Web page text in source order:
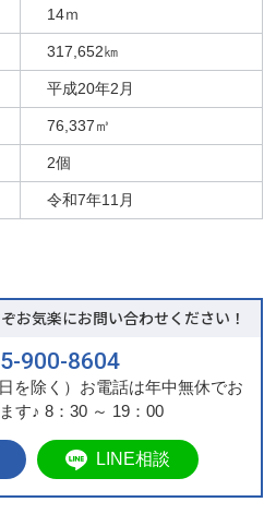
14ｍ
317,652㎞
平成20年2月
76,337㎥
2個
令和7年11月
お気楽にお問い合わせください！
900-8604
を除く）お電話は年中無休でお
す♪ 8：30 ～ 19：00
LINE相談